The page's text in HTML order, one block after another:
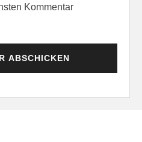
Kommentar